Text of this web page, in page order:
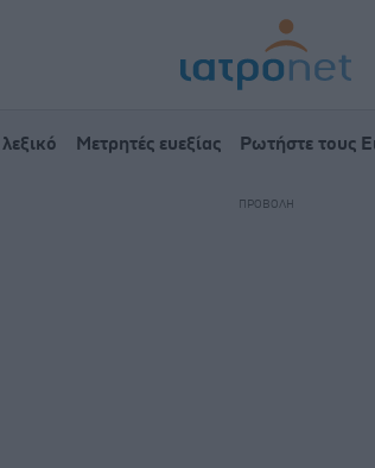
λεξικό Μετρητές ευεξίας Ρωτήστε τους